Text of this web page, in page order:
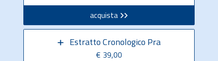
acquista
Estratto Cronologico Pra
€ 39,00